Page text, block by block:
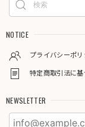
NOTICE
プライバシーポリ
特定商取引法に
NEWSLETTER